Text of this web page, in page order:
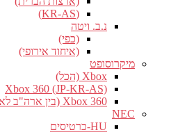
(KR-AS)
נ.ב. ויטה
(כפי)
(איחוד אירופי)
מיקרוסופט
Xbox (הכל)
Xbox 360 (JP-KR-AS)
Xbox 360 (בין ארה"ב לאיחוד אירופי)
NEC
HU-כרטיסים